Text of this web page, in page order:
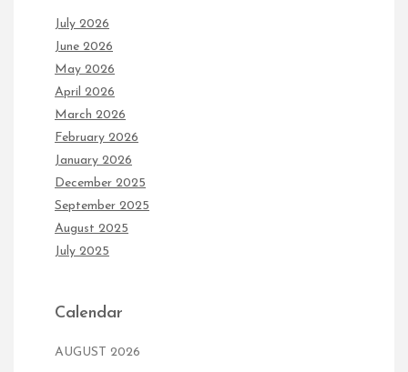
July 2026
June 2026
May 2026
April 2026
March 2026
February 2026
January 2026
December 2025
September 2025
August 2025
July 2025
Calendar
AUGUST 2026